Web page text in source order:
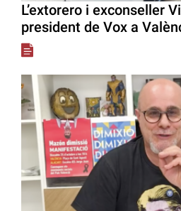
L’extorero i exconseller
president de Vox a